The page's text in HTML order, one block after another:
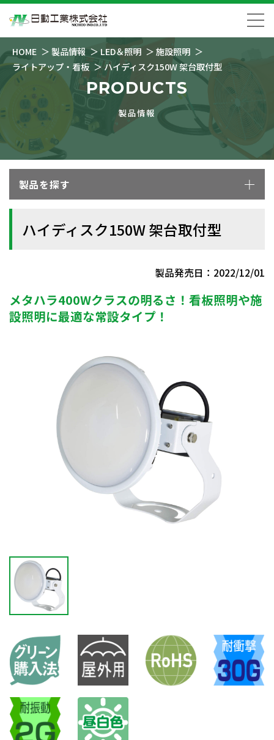
HOME 製品情報 LED＆照明
施設照明
ライトアップ・看板
ハイディスク150W 架台取付型
PRODUCTS
製品情報
製品を探す
ハイディスク150W 架台取付型
製品発売日：2022/12/01
メタハラ400Wクラスの明るさ！看板照明や施
設照明に最適な常設タイプ！